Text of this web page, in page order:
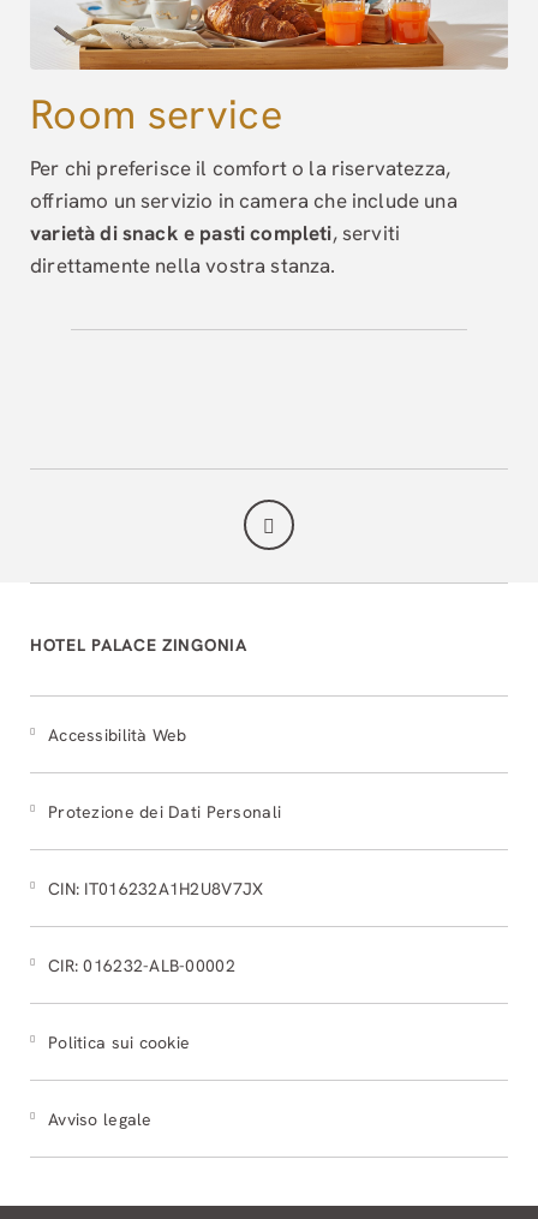
Room service
Per chi preferisce il comfort o la riservatezza,
offriamo un servizio in camera che include una
varietà di snack e pasti completi, serviti
direttamente nella vostra stanza.
HOTEL PALACE ZINGONIA
Accessibilità Web
Protezione dei Dati Personali
CIN: IT016232A1H2U8V7JX
CIR: 016232-ALB-00002
Politica sui cookie
Avviso legale